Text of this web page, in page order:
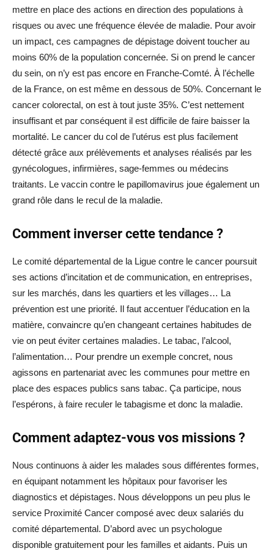
mettre en place des actions en direction des populations à
risques ou avec une fréquence élevée de maladie. Pour avoir
un impact, ces campagnes de dépistage doivent toucher au
moins 60% de la population concernée. Si on prend le cancer
du sein, on n’y est pas encore en Franche-Comté. À l’échelle
de la France, on est même en dessous de 50%. Concernant le
cancer colorectal, on est à tout juste 35%. C’est nettement
insuffisant et par conséquent il est difficile de faire baisser la
mortalité. Le cancer du col de l’utérus est plus facilement
détecté grâce aux prélèvements et analyses réalisés par les
gynécologues, infirmières, sage-femmes ou médecins
traitants. Le vaccin contre le papillomavirus joue également un
grand rôle dans le recul de la maladie.
Comment inverser cette tendance ?
Le comité départemental de la Ligue contre le cancer poursuit
ses actions d’incitation et de communication, en entreprises,
sur les marchés, dans les quartiers et les villages… La
prévention est une priorité. Il faut accentuer l’éducation en la
matière, convaincre qu’en changeant certaines habitudes de
vie on peut éviter certaines maladies. Le tabac, l’alcool,
l’alimentation… Pour prendre un exemple concret, nous
agissons en partenariat avec les communes pour mettre en
place des espaces publics sans tabac. Ça participe, nous
l’espérons, à faire reculer le tabagisme et donc la maladie.
Comment adaptez-vous vos missions ?
Nous continuons à aider les malades sous différentes formes,
en équipant notamment les hôpitaux pour favoriser les
diagnostics et dépistages. Nous développons un peu plus le
service Proximité Cancer composé avec deux salariés du
comité départemental. D’abord avec un psychologue
disponible gratuitement pour les familles et aidants. Puis un